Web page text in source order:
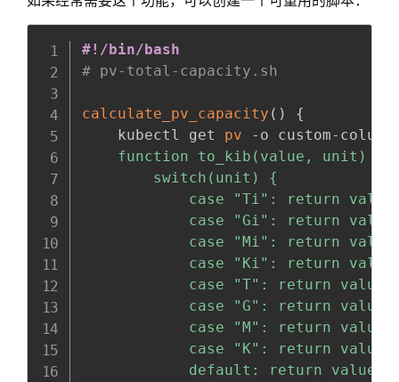
#!/bin/bash
# pv-total-capacity.sh
calculate_pv_capacity ( )
{
    kubectl get
pv -o custom-
    function to_kib(value, unit) {
        switch(unit) {
case "Ti": return
case "Gi": return
case "Mi": return
case "Ki": return value
case "T": return value
case "G": return value
case "M": return value
case "K": return value
default: return value  #